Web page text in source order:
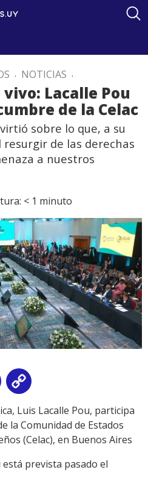
. NOTICIAS .
Lacalle Pou
de la Celac
sobre lo que, a su
de las derechas
a nuestros
< 1 minuto
Email
Link
Luis Lacalle Pou, participa
la Comunidad de Estados
(Celac), en Buenos Aires
prevista pasado el